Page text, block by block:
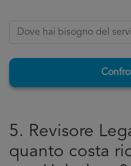
5. Revisore
quanto costa